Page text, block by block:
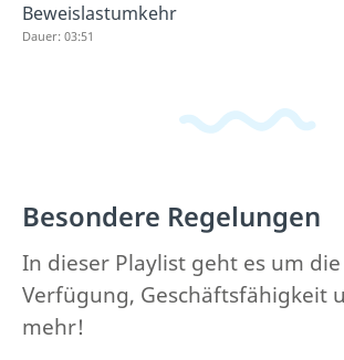
Beweislastumkehr
Dauer: 03:51
Besondere Regelungen
In dieser Playlist geht es um
Verfügung, Geschäftsfähigkeit
mehr!